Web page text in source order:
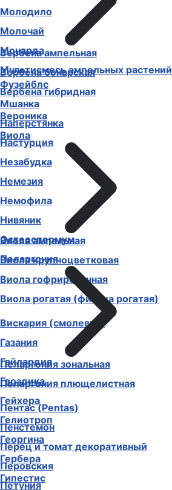
Вербена ампельная
Вербена бонарская
Вербена гибридная
Вероника
Виола
Виола ампельная
Виола крупноцветковая
Виола гофрированная
Виола рогатая (фиалка рогатая)
Вискария (смолевка)
Газания
Гайлардия
Гвоздика
Гейхера
Гелиотроп
Георгина
Гербера
Гипестис
Молодило
Молочай
Монарда
Мультисмесь ампельных растений
Фузейблс
Мшанка
Наперстянка
Настурция
Незабудка
Немезия
Немофила
Нивяник
Остеоспермум
Пеларгония
Пеларгония зональная
Пеларгония плющелистная
Пентас (Pentas)
Пенстемон
Перец и томат декоративный
Перовския
Петуния